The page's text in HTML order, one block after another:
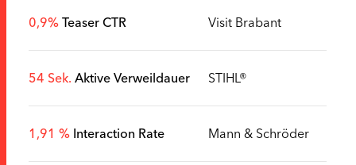
0,9% Teaser CTR Visit Brabant
54 Sek. Aktive Verweildauer STIHL®
1,91 % Interaction Rate Mann & Schröder